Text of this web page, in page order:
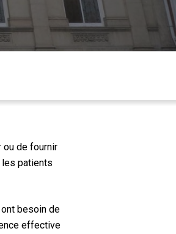
ou de fournir
patients
ont besoin de
effective